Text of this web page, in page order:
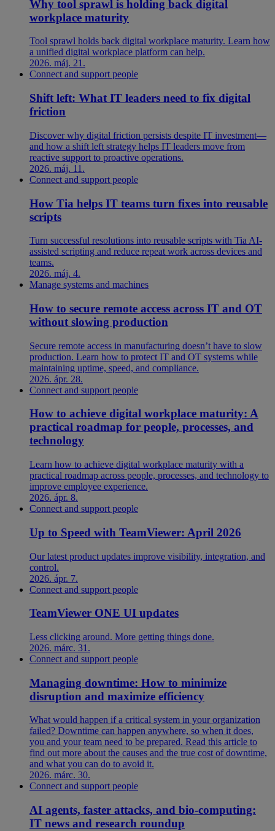
Why tool sprawl is holding back digital
workplace maturity
Tool sprawl holds back digital workplace maturity. Learn how
a unified digital workplace platform can help.
2026. máj. 21.
Connect and support people
Shift left: What IT leaders need to fix digital
friction
Discover why digital friction persists despite IT investment—
and how a shift left strategy helps IT leaders move from
reactive support to proactive operations.
2026. máj. 11.
Connect and support people
How Tia helps IT teams turn fixes into reusable
scripts
Turn successful resolutions into reusable scripts with Tia AI-
assisted scripting and reduce repeat work across devices and
teams.
2026. máj. 4.
Manage systems and machines
How to secure remote access across IT and OT
without slowing production
Secure remote access in manufacturing doesn’t have to slow
production. Learn how to protect IT and OT systems while
maintaining uptime, speed, and compliance.
2026. ápr. 28.
Connect and support people
How to achieve digital workplace maturity: A
practical roadmap for people, processes, and
technology
Learn how to achieve digital workplace maturity with a
practical roadmap across people, processes, and technology to
improve employee experience.
2026. ápr. 8.
Connect and support people
Up to Speed with TeamViewer: April 2026
Our latest product updates improve visibility, integration, and
control.
2026. ápr. 7.
Connect and support people
TeamViewer ONE UI updates
Less clicking around. More getting things done.
2026. márc. 31.
Connect and support people
Managing downtime: How to minimize
disruption and maximize efficiency
What would happen if a critical system in your organization
failed? Downtime can happen anywhere, so when it does,
you and your team need to be prepared. Read this article to
find out more about the causes and the true cost of downtime,
and what you can do to avoid it.
2026. márc. 30.
Connect and support people
AI agents, faster attacks, and bio-computing:
IT news and research roundup